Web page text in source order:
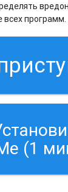
всех программ.
(1